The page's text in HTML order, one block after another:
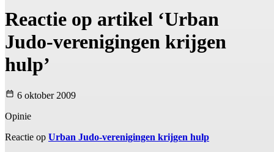
Reactie op artikel ‘Urban
Judo-verenigingen krijgen
hulp’
6 oktober 2009
Opinie
Reactie op Urban Judo-verenigingen krijgen hulp